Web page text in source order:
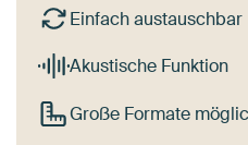
Einfach austauschbar
Akustische Funktion
Große Formate